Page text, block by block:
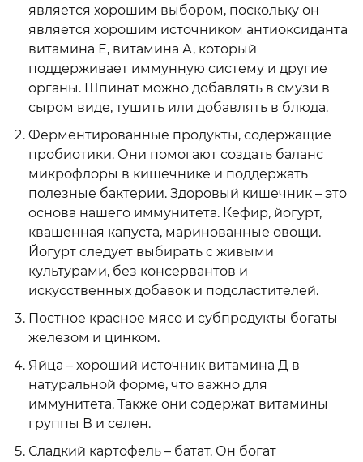
является хорошим выбором, поскольку он
является хорошим источником антиоксиданта
витамина Е, витамина А, который
поддерживает иммунную систему и другие
органы. Шпинат можно добавлять в смузи в
сыром виде, тушить или добавлять в блюда.
Ферментированные продукты, содержащие
пробиотики. Они помогают создать баланс
микрофлоры в кишечнике и поддержать
полезные бактерии. Здоровый кишечник – это
основа нашего иммунитета. Кефир, йогурт,
квашенная капуста, маринованные овощи.
Йогурт следует выбирать с живыми
культурами, без консервантов и
искусственных добавок и подсластителей.
Постное красное мясо и субпродукты богаты
железом и цинком.
Яйца – хороший источник витамина Д в
натуральной форме, что важно для
иммунитета. Также они содержат витамины
группы В и селен.
Сладкий картофель – батат. Он богат